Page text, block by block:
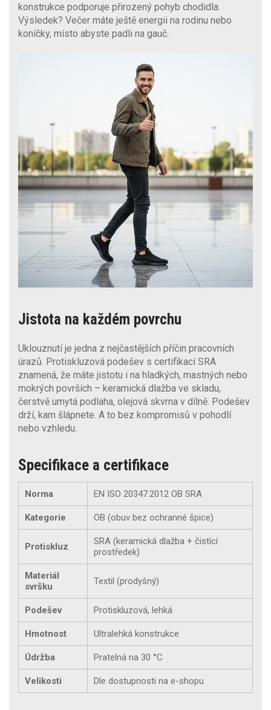
konstrukce podporuje přirozený pohyb chodidla.
Výsledek? Večer máte ještě energii na rodinu nebo
koníčky, místo abyste padli na gauč.
Jistota na každém povrchu
Uklouznutí je jedna z nejčastějších příčin pracovních
úrazů. Protiskluzová podešev s certifikací SRA
znamená, že máte jistotu i na hladkých, mastných nebo
mokrých površích – keramická dlažba ve skladu,
čerstvě umytá podlaha, olejová skvrna v dílně. Podešev
drží, kam šlápnete. A to bez kompromisů v pohodlí
nebo vzhledu.
Specifikace a certifikace
Norma EN ISO 20347:2012 OB SRA
Kategorie OB (obuv bez ochranné špice)
Protiskluz
SRA (keramická dlažba + čistící
prostředek)
Materiál
svršku
Textil (prodyšný)
Podešev Protiskluzová, lehká
Hmotnost Ultralehká konstrukce
Údržba Pratelná na 30 °C
Velikosti Dle dostupnosti na e-shopu